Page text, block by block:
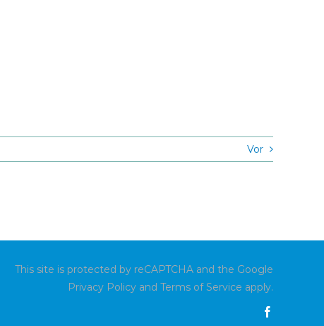
Vor
This site is protected by reCAPTCHA and the Google
Privacy Policy and Terms of Service apply.